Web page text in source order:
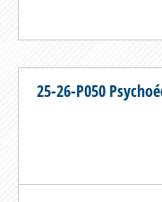
25-26-P050